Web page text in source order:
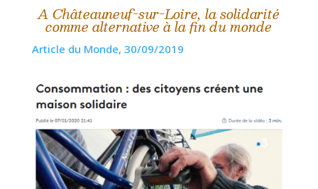
A Châteauneuf-sur-Loire, la solidarité
comme alternative à la fin du monde
Article du Monde, 30/09/2019